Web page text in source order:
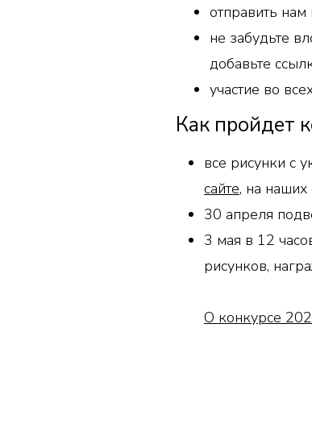
отправить
не забудьте
добавьте
участие
Как пройдет
все рисунки с
сайте, на наших
30 апреля
3 мая в 12
рисунков,
О конкурсе